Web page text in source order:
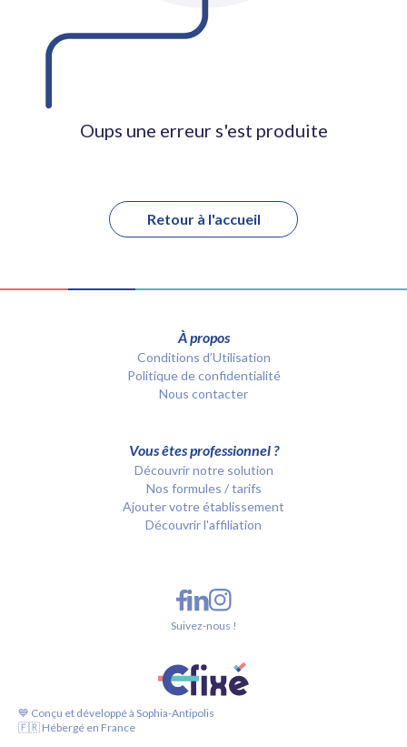
Oups une erreur s'est produite
Retour à l'accueil
À propos
Conditions d’Utilisation
Politique de confidentialité
Nous contacter
Vous êtes professionnel ?
Découvrir notre solution
Nos formules / tarifs
Ajouter votre établissement
Découvrir l'affiliation
💙 Conçu et développé à Sophia-Antipolis
🇫🇷 Hébergé en France
Suivez-nous !